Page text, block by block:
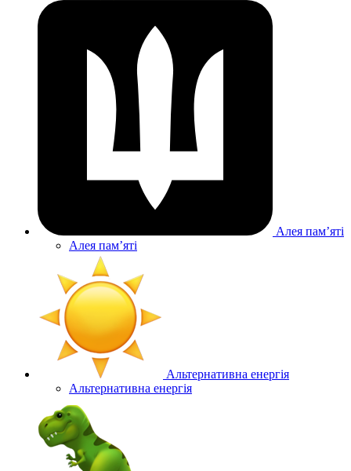
Алея памʼяті
Алея памʼяті
Альтернативна енергія
Альтернативна енергія